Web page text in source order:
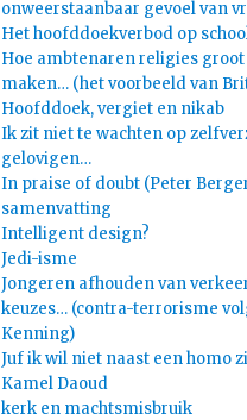
onweerstaanbaar gevoel van
Het hoofddoekverbod op
Hoe ambtenaren religies
maken… (het voorbeeld van
Hoofddoek, vergiet en nikab
Ik zit niet te wachten op
gelovigen…
In praise of doubt (Peter
samenvatting
Intelligent design?
Jedi-isme
Jongeren afhouden van
keuzes… (contra-terrorisme
Kenning)
Juf ik wil niet naast een homo
Kamel Daoud
kerk en machtsmisbruik